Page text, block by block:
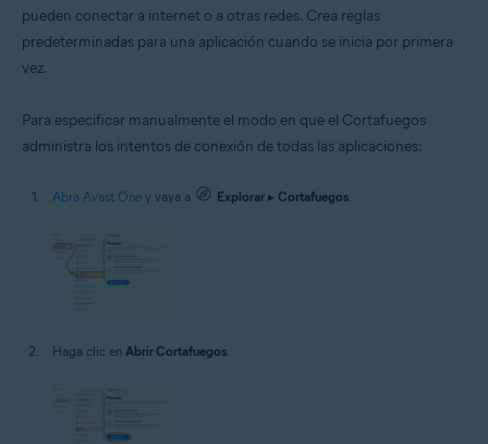
pueden conectar a internet o a otras redes. Crea reglas
predeterminadas para una aplicación cuando se inicia por primera
vez.
Para especificar manualmente el modo en que el Cortafuegos
administra los intentos de conexión de todas las aplicaciones:
Abra Avast One y vaya a Explorar ▸ Cortafuegos
Haga clic en Abrir Cortafuegos